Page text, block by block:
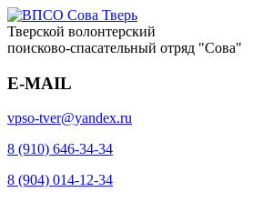
Тверской волонтерский
поисково-спасательный отряд "Сова"
E-MAIL
vpso-tver@yandex.ru
8 (910) 646-34-34
8 (904) 014-12-34